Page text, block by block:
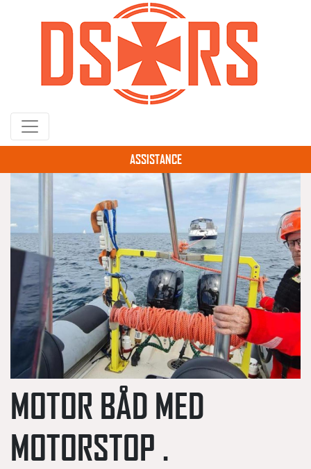
hovedindhold
ASSISTANCE
MOTOR BÅD MED
MOTORSTOP .